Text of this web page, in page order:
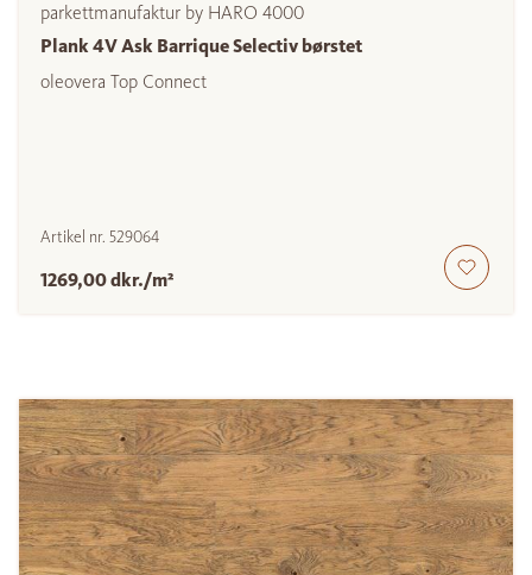
parkettmanufaktur by HARO 4000
Plank 4V Ask Barrique Selectiv børstet
oleovera Top Connect
Artikel nr. 529064
1269,00 dkr./m²